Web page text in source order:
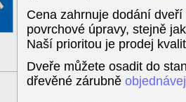
Cena zahrnuje dodání
povrchové úpravy, stejně
Naší prioritou je prodej
Dveře můžete osadit do
dřevěné zárubně